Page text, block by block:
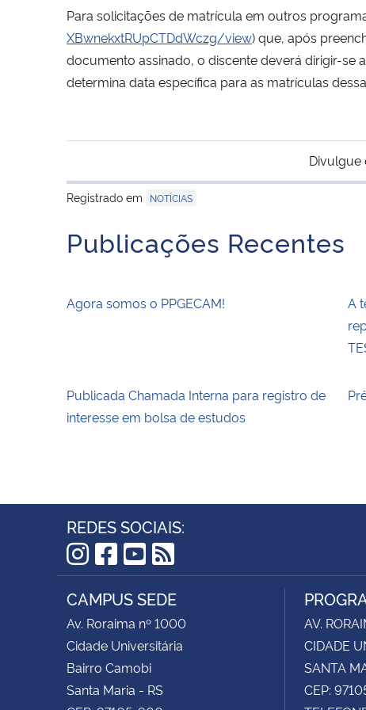
Para solicitações de matrícula em outros
XBwnekxtRUpCTDdWczg/view) que, após
documento assinado, o discente deverá dirigir-se
determina data específica para as matrículas
Divulgue
Registrado em
NOTÍCIAS
Publicações Recentes
Agora somos o PPGECAM!
A
Publicada Chamada Interna para registro de
interesse em bolsa de estudos
REDES SOCIAIS:
Instagram
Facebook
YouTube
RSS
CAMPUS SEDE
Av. Roraima nº 1000
Cidade Universitária
Bairro Camobi
Santa Maria - RS
AV.
CIDADE
SANTA
CEP: